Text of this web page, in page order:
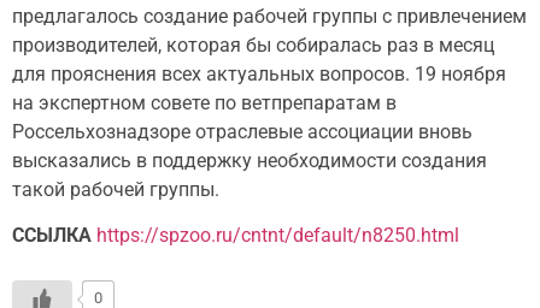
предлагалось создание рабочей группы с привлечением
производителей, которая бы собиралась раз в месяц
для прояснения всех актуальных вопросов. 19 ноября
на экспертном совете по ветпрепаратам в
Россельхознадзоре отраслевые ассоциации вновь
высказались в поддержку необходимости создания
такой рабочей группы.
ССЫЛКА https://spzoo.ru/cntnt/default/n8250.html
0